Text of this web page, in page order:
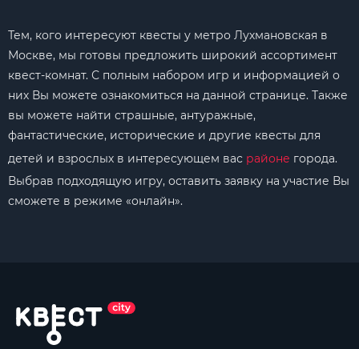
Тем, кого интересуют квесты у метро Лухмановская в
Москве, мы готовы предложить широкий ассортимент
квест-комнат. С полным набором игр и информацией о
них Вы можете ознакомиться на данной странице. Также
вы можете найти страшные, антуражные,
фантастические, исторические и другие квесты для
детей и взрослых в интересующем вас районе города.
Выбрав подходящую игру, оставить заявку на участие Вы
сможете в режиме «онлайн».